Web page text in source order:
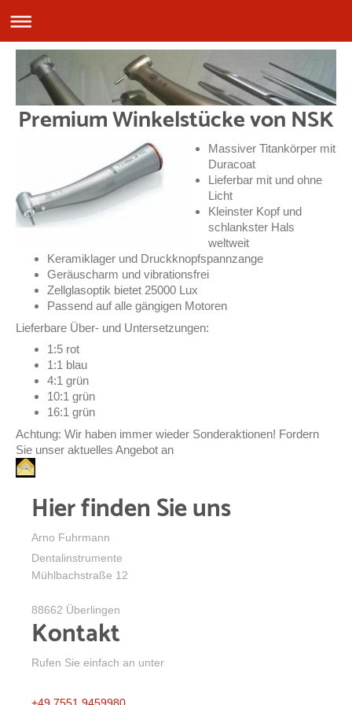
Premium Winkelstücke von NSK
Massiver Titankörper mit
Duracoat
Lieferbar mit und ohne
Licht
Kleinster Kopf und
schlankster Hals
weltweit
Keramiklager und Druckknopfspannzange
Geräuscharm und vibrationsfrei
Zellglasoptik bietet 25000 Lux
Passend auf alle gängigen Motoren
Lieferbare Über- und Untersetzungen:
1:5 rot
1:1 blau
4:1 grün
10:1 grün
16:1 grün
Achtung: Wir haben immer wieder Sonderaktionen! Fordern
Sie unser aktuelles Angebot an
Hier finden Sie uns
Arno Fuhrmann
Dentalinstrumente
Mühlbachstraße 12
88662 Überlingen
Kontakt
Rufen Sie einfach an unter